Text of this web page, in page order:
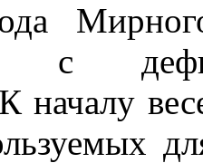
с
началу